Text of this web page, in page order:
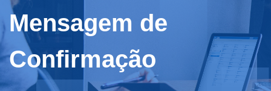
Mensagem de
Confirmação